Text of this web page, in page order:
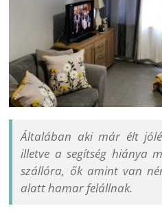
Általában aki már élt
illetve a segítség hiánya
szállóra, ők amint van
alatt hamar felállnak.